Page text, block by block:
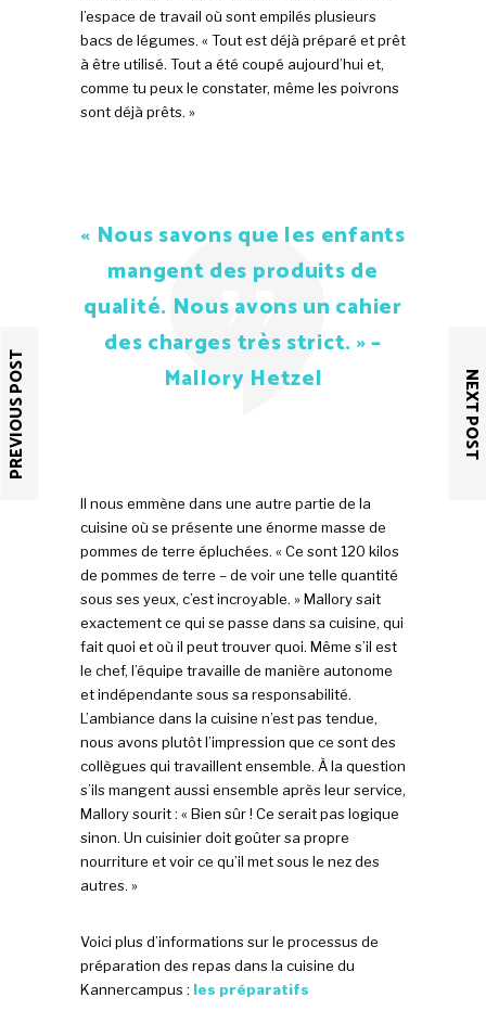
l’espace de travail où sont empilés plusieurs
bacs de légumes. « Tout est déjà préparé et prêt
à être utilisé. Tout a été coupé aujourd’hui et,
comme tu peux le constater, même les poivrons
sont déjà prêts. »
« Nous savons que les enfants
mangent des produits de
qualité. Nous avons un cahier
des charges très strict. » –
Mallory Hetzel
Il nous emmène dans une autre partie de la
cuisine où se présente une énorme masse de
pommes de terre épluchées. « Ce sont 120 kilos
de pommes de terre – de voir une telle quantité
sous ses yeux, c’est incroyable. » Mallory sait
exactement ce qui se passe dans sa cuisine, qui
fait quoi et où il peut trouver quoi. Même s’il est
le chef, l’équipe travaille de manière autonome
et indépendante sous sa responsabilité.
L’ambiance dans la cuisine n’est pas tendue,
nous avons plutôt l’impression que ce sont des
collègues qui travaillent ensemble. À la question
s’ils mangent aussi ensemble après leur service,
Mallory sourit : « Bien sûr ! Ce serait pas logique
sinon. Un cuisinier doit goûter sa propre
nourriture et voir ce qu’il met sous le nez des
autres. »
Voici plus d’informations sur le processus de
préparation des repas dans la cuisine du
Kannercampus : les préparatifs
PREVIOUS POST NEXT POST